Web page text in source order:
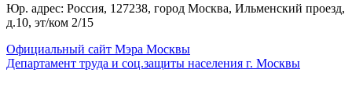
Юр. адрес: Россия, 127238, город Москва, Ильменский проезд,
д.10, эт/ком 2/15
Официальный сайт Мэра Москвы
Департамент труда и соц.защиты населения г. Москвы